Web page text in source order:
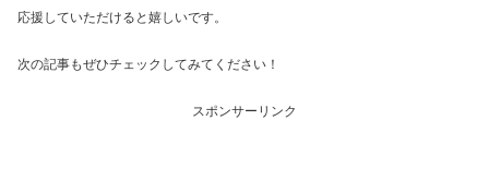
応援していただけると嬉しいです。
次の記事もぜひチェックしてみてください！
スポンサーリンク